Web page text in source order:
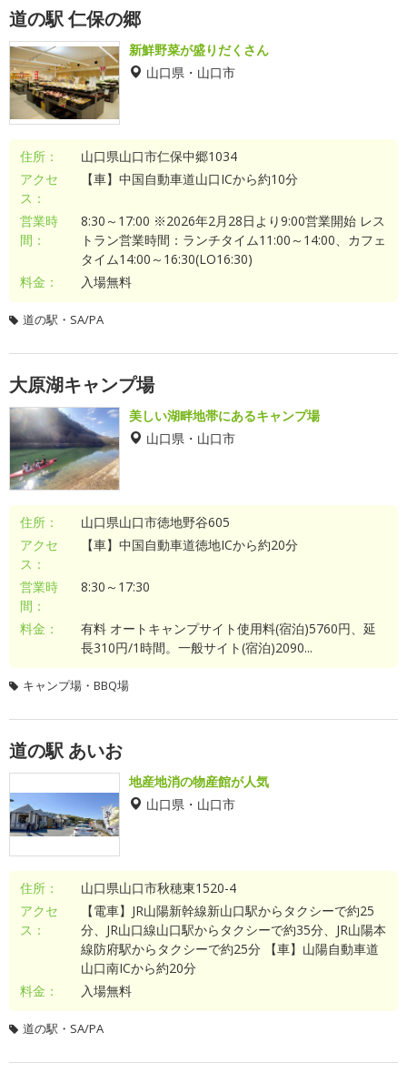
道の駅 仁保の郷
新鮮野菜が盛りだくさん
山口県・山口市
住所：
山口県山口市仁保中郷1034
アクセ
ス：
【車】中国自動車道山口ICから約10分
営業時
間：
8:30～17:00 ※2026年2月28日より9:00営業開始 レス
トラン営業時間：ランチタイム11:00～14:00、カフェ
タイム14:00～16:30(LO16:30)
料金：
入場無料
道の駅・SA/PA
大原湖キャンプ場
美しい湖畔地帯にあるキャンプ場
山口県・山口市
住所：
山口県山口市徳地野谷605
アクセ
ス：
【車】中国自動車道徳地ICから約20分
営業時
間：
8:30～17:30
料金：
有料 オートキャンプサイト使用料(宿泊)5760円、延
長310円/1時間。一般サイト(宿泊)2090...
キャンプ場・BBQ場
道の駅 あいお
地産地消の物産館が人気
山口県・山口市
住所：
山口県山口市秋穂東1520-4
アクセ
ス：
【電車】JR山陽新幹線新山口駅からタクシーで約25
分、JR山口線山口駅からタクシーで約35分、JR山陽本
線防府駅からタクシーで約25分 【車】山陽自動車道
山口南ICから約20分
料金：
入場無料
道の駅・SA/PA